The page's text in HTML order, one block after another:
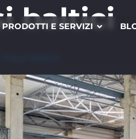
PRODOTTI E SERVIZI
baltici